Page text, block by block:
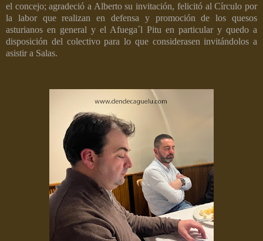
el concejo; agradeció a Alberto su invitación, felicitó al Círculo por
la labor que realizan en defensa y promoción de los quesos
asturianos en general y el Afuega´l Pitu en particular y quedo a
disposición del colectivo para lo que considerasen invitándolos a
asistir a Salas.